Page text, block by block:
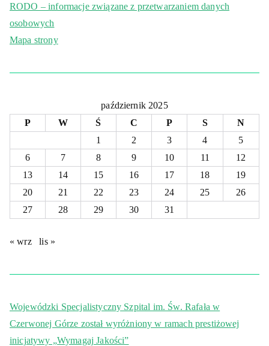
RODO – informacje związane z przetwarzaniem danych
osobowych
Mapa strony
październik 2025
P
W Ś C P S
N
1
2 3 4
5
6
7 8 9 10 11
12
13
14 15 16 17 18
19
20
21 22 23 24 25
26
27
28 29 30 31
« wrz lis »
Wojewódzki Specjalistyczny Szpital im. Św. Rafała w
Czerwonej Górze został wyróżniony w ramach prestiżowej
inicjatywy „Wymagaj Jakości”